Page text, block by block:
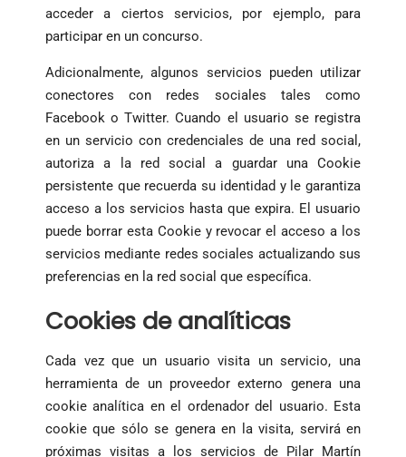
acceder a ciertos servicios, por ejemplo, para
participar en un concurso.
Adicionalmente, algunos servicios pueden utilizar
conectores con redes sociales tales como
Facebook o Twitter. Cuando el usuario se registra
en un servicio con credenciales de una red social,
autoriza a la red social a guardar una Cookie
persistente que recuerda su identidad y le garantiza
acceso a los servicios hasta que expira. El usuario
puede borrar esta Cookie y revocar el acceso a los
servicios mediante redes sociales actualizando sus
preferencias en la red social que específica.
Cookies de analíticas
Cada vez que un usuario visita un servicio, una
herramienta de un proveedor externo genera una
cookie analítica en el ordenador del usuario. Esta
cookie que sólo se genera en la visita, servirá en
próximas visitas a los servicios de Pilar Martín